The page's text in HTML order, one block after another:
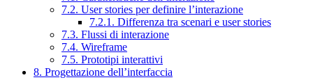
7.2. User stories per definire l’interazione
7.2.1. Differenza tra scenari e user stories
7.3. Flussi di interazione
7.4. Wireframe
7.5. Prototipi interattivi
8. Progettazione dell’interfaccia